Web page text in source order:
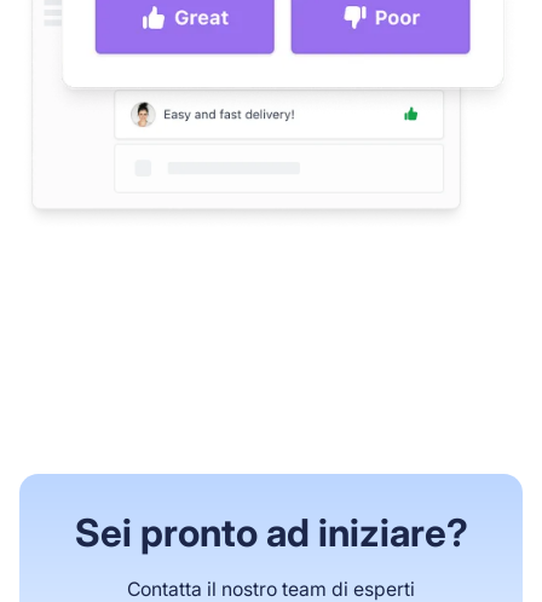
Sei pronto ad iniziare?
Contatta il nostro team di esperti